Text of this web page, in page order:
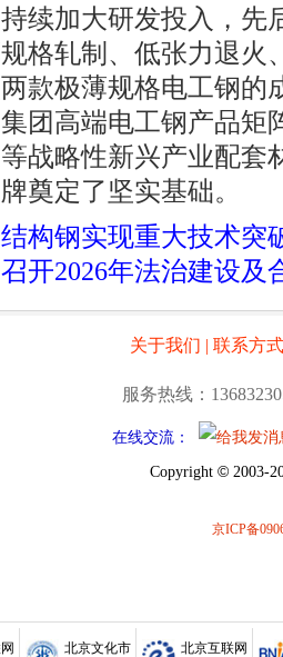
续加大研发投入，
格轧制、低张力退火
款极薄规格电工钢的
团高端电工钢产品矩
战略性新兴产业配套
奠定了坚实基础。
构钢实现重大技术突
开2026年法治建设及
关于我们 | 联系方式
服务热线：
在线交流：
Copyright © 2003-
京ICP备
北京文化市
北京互联网